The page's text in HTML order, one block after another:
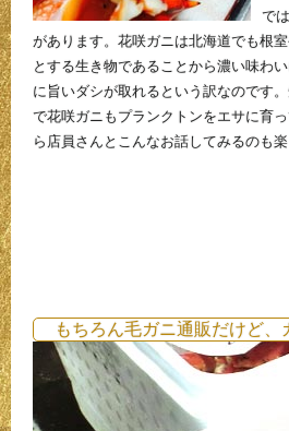
で
があります。花咲ガニは北海道でも根
とする生き物であることから濃い味わ
に旨いダシが取れるという訳なのです
で花咲ガニもプランクトンをエサに育
ら店員さんとこんなお話してみるのも
もちろん毛ガニ通販だけど